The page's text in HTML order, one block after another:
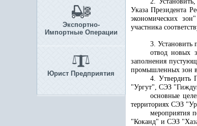
Экспортно-
Импортные Операции
Юрист Предприятия
Указа Президента
экономических
участника
3. Установить
отвод новых
заполнения
промышленных зон в
4. Утвердить
"Ургут", СЭЗ
основные
территориях СЭЗ
мероприятия
"Коканд" и СЭЗ